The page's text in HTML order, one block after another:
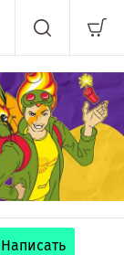
Написать